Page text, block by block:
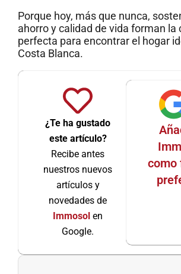
Porque hoy, más que nunca,
ahorro y calidad de vida forman la
perfecta para encontrar el hogar
Costa Blanca.
¿Te ha gustado
este artículo?
Recibe antes
nuestros nuevos
artículos y
novedades de
Immosol en
Google.
como